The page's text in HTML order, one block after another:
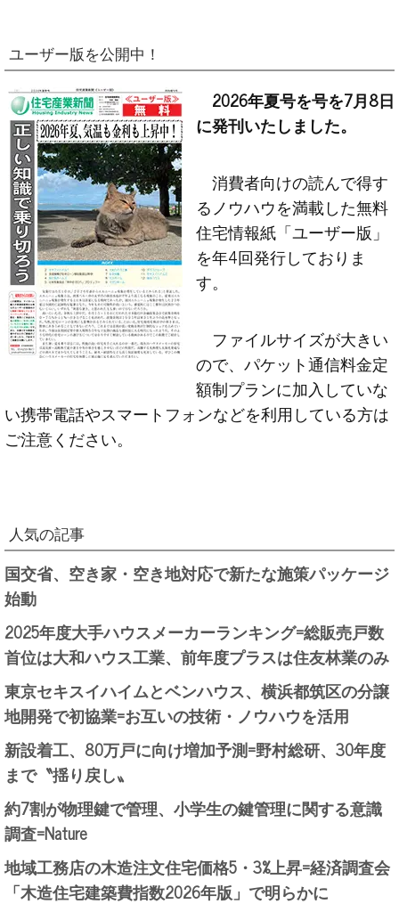
ユーザー版を公開中！
2026年夏号を号を7月8日
に発刊いたしました。
消費者向けの読んで得す
るノウハウを満載した無料
住宅情報紙「ユーザー版」
を年4回発行しておりま
す。
ファイルサイズが大きい
ので、パケット通信料金定
額制プランに加入していな
い携帯電話やスマートフォンなどを利用している方は
ご注意ください。
人気の記事
国交省、空き家・空き地対応で新たな施策パッケージ
始動
2025年度大手ハウスメーカーランキング=総販売戸数
首位は大和ハウス工業、前年度プラスは住友林業のみ
東京セキスイハイムとベンハウス、横浜都筑区の分譲
地開発で初協業=お互いの技術・ノウハウを活用
新設着工、80万戸に向け増加予測=野村総研、30年度
まで〝揺り戻し〟
約7割が物理鍵で管理、小学生の鍵管理に関する意識
調査=Nature
地域工務店の木造注文住宅価格5・3%上昇=経済調査会
「木造住宅建築費指数2026年版」で明らかに